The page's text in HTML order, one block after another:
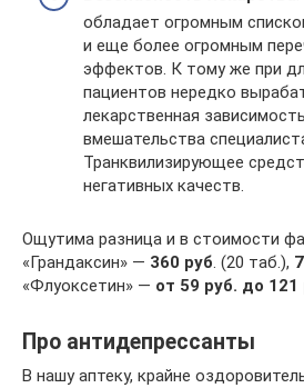
обладает огромным
и еще более огромным
эффектов. К тому же при
пациентов нередко
лекарственная
вмешательства
Транквилизирующее
негативных качеств.
Ощутима разница и в стоимости
«Грандаксин» — 360 руб. (20 таб.),
«Флуоксетин» — от 59 руб. до 121
Про антидепрессанты
В нашу аптеку, крайне